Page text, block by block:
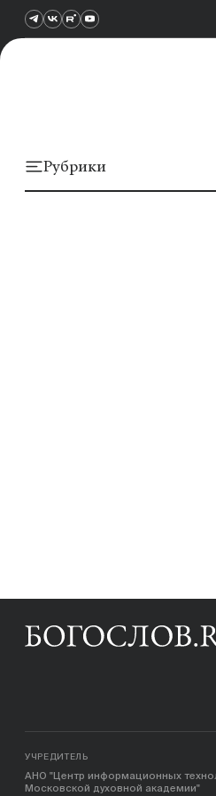
Рубрики
УЧРЕДИТЕЛЬ
АНО "Центр информационных
Московской духовной академии"